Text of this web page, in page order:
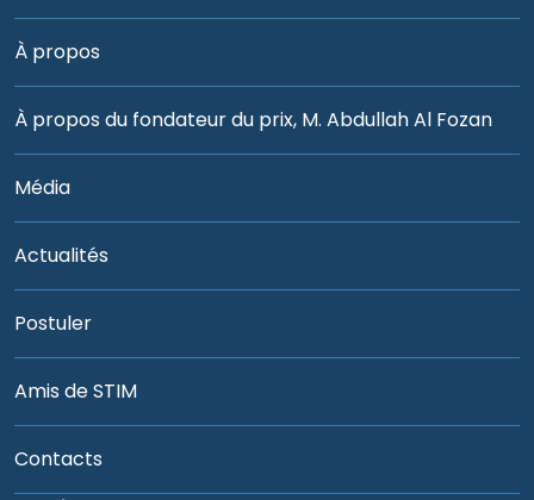
À propos
À propos du fondateur du prix, M. Abdullah Al Fozan
Média
Actualités
Postuler
Amis de STIM
Contacts